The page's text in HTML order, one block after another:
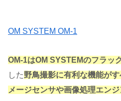
OM SYSTEM OM-1
OM-1はOM SYSTEMのフラッ
した野鳥撮影に有利な機能が
メージセンサや画像処理エン